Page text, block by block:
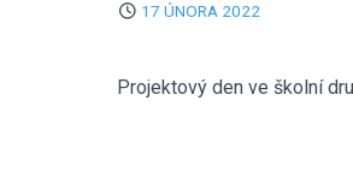
17 ÚNORA 2022
Projektový den ve školní